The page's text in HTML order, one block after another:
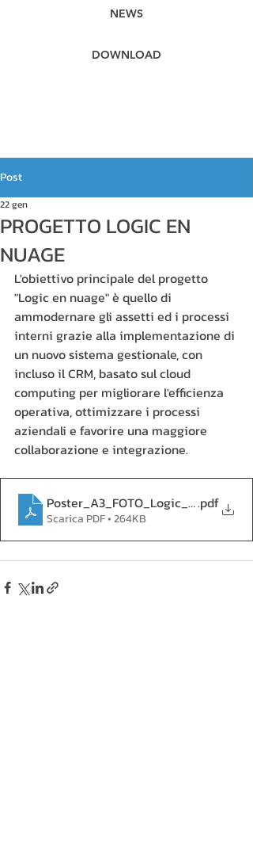
NEWS
DOWNLOAD
Post
PROGETTO LOGIC EN
NUAGE
22 gen
L'obiettivo principale del progetto
"Logic en nuage" è quello di
ammodernare gli assetti ed i processi
interni grazie alla implementazione di
un nuovo sistema gestionale, con
incluso il CRM, basato sul cloud
computing per migliorare l'efficienza
operativa, ottimizzare i processi
aziendali e favorire una maggiore
collaborazione e integrazione.
Poster_A3_FOTO_Logic_Nuage
.pdf
Scarica PDF • 264KB